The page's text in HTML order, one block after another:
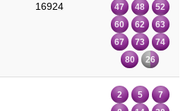
16924
47
48
52
60
62
63
67
73
74
80
26
2 5
7